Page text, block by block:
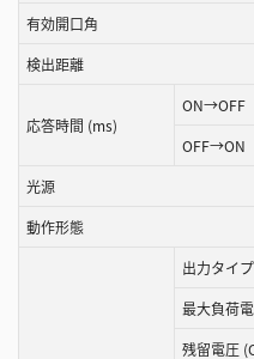
有効開口角
検出距離
応答時間 (ms)
ON→OFF
OFF→ON
光源
動作形態
出力タイプ
最大負荷
残留電圧